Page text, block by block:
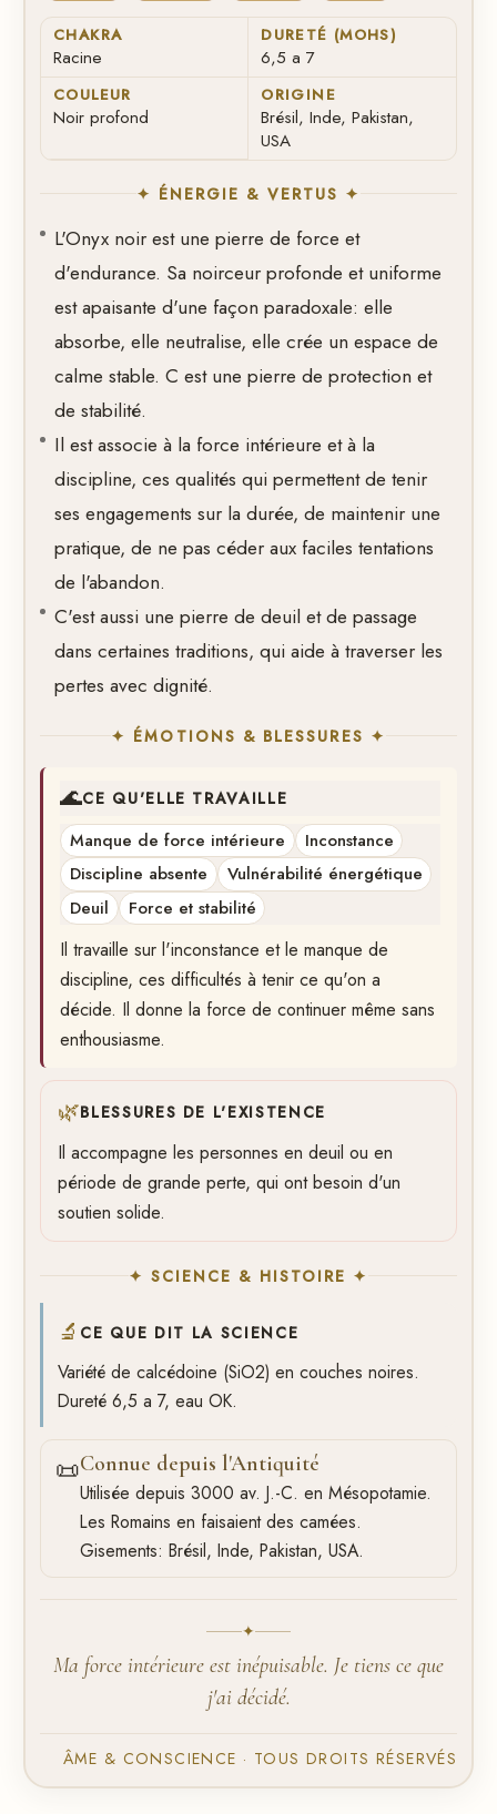
CHAKRA
Racine
DURETÉ (MOHS)
6,5 a 7
COULEUR
Noir profond
ORIGINE
Brésil, Inde, Pakistan,
USA
✦ ÉNERGIE & VERTUS ✦
L'Onyx noir est une pierre de force et
d'endurance. Sa noirceur profonde et uniforme
est apaisante d'une façon paradoxale: elle
absorbe, elle neutralise, elle crée un espace de
calme stable. C est une pierre de protection et
de stabilité.
Il est associe à la force intérieure et à la
discipline, ces qualités qui permettent de tenir
ses engagements sur la durée, de maintenir une
pratique, de ne pas céder aux faciles tentations
de l'abandon.
C'est aussi une pierre de deuil et de passage
dans certaines traditions, qui aide à traverser les
pertes avec dignité.
✦ ÉMOTIONS & BLESSURES ✦
🌊CE QU'ELLE TRAVAILLE
Manque de force intérieure
Inconstance
Discipline absente
Vulnérabilité énergétique
Deuil
Force et stabilité
Il travaille sur l'inconstance et le manque de
discipline, ces difficultés à tenir ce qu'on a
décide. Il donne la force de continuer même sans
enthousiasme.
🌿BLESSURES DE L'EXISTENCE
Il accompagne les personnes en deuil ou en
période de grande perte, qui ont besoin d'un
soutien solide.
✦ SCIENCE & HISTOIRE ✦
🔬 CE QUE DIT LA SCIENCE
Variété de calcédoine (SiO2) en couches noires.
Dureté 6,5 a 7, eau OK.
📜Connue depuis l'Antiquité
Utilisée depuis 3000 av. J.-C. en Mésopotamie.
Les Romains en faisaient des camées.
Gisements: Brésil, Inde, Pakistan, USA.
✦
Ma force intérieure est inépuisable. Je tiens ce que
j'ai décidé.
ÂME & CONSCIENCE · TOUS DROITS RÉSERVÉS